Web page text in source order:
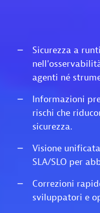
Sicurezza a
agenti né
Informazioni
rischi che
sicurezza.
Visione
SLA/SLO per
Correzioni
sviluppatori e